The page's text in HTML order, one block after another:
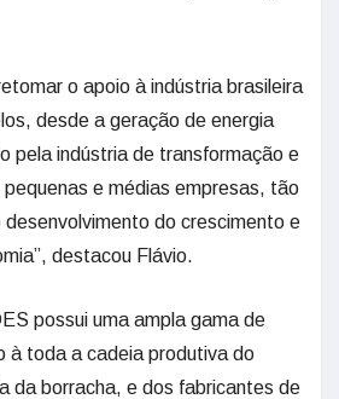
o apoio à indústria brasileira
desde a geração de energia
pela indústria de transformação e
e médias empresas, tão
do crescimento e
destacou Flávio.
possui uma ampla gama de
à toda a cadeia produtiva do
da borracha, e dos fabricantes de